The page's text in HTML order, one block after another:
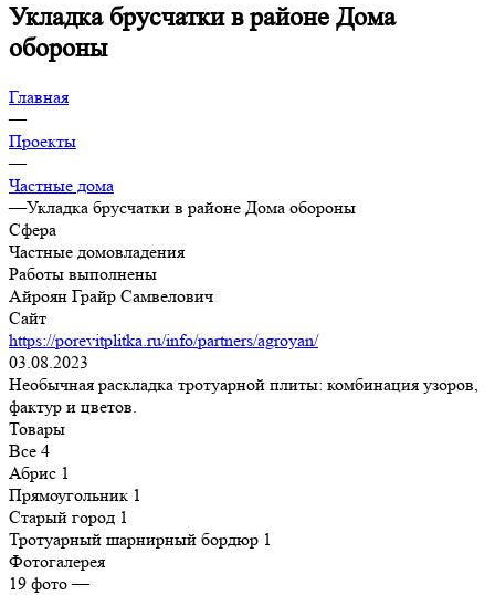
Укладка брусчатки в районе Дома
обороны
Главная
—
Проекты
—
Частные дома
—Укладка брусчатки в районе Дома обороны
Сфера
Частные домовладения
Работы выполнены
Айроян Грайр Самвелович
Сайт
https://porevitplitka.ru/info/partners/agroyan/
03.08.2023
Необычная раскладка тротуарной плиты: комбинация узоров,
фактур и цветов.
Товары
Все 4
Абрис 1
Прямоугольник 1
Старый город 1
Тротуарный шарнирный бордюр 1
Фотогалерея
19 фото—